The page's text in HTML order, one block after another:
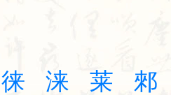
徕 涞 莱
郲